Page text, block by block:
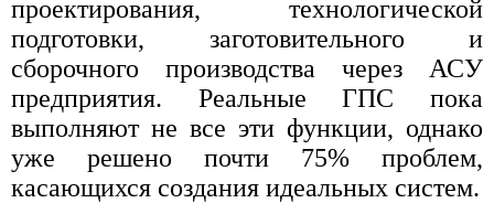
проектирования, технологической
подготовки, заготовительного и
сборочного производства через АСУ
предприятия. Реальные ГПС пока
выполняют не все эти функции, однако
уже решено почти 75% проблем,
касающихся создания идеальных систем.